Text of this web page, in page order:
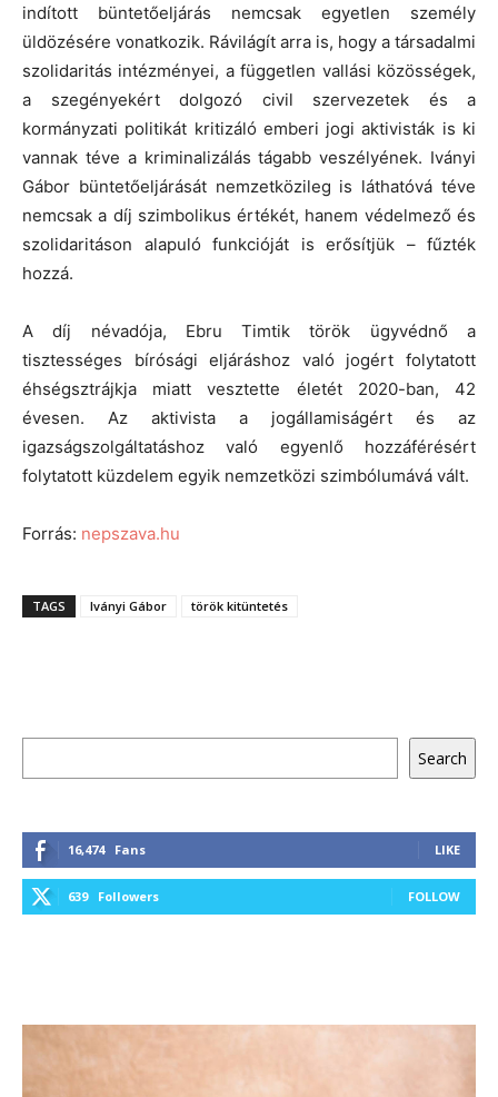
indított büntetőeljárás nemcsak egyetlen személy
üldözésére vonatkozik. Rávilágít arra is, hogy a társadalmi
szolidaritás intézményei, a független vallási közösségek,
a szegényekért dolgozó civil szervezetek és a
kormányzati politikát kritizáló emberi jogi aktivisták is ki
vannak téve a kriminalizálás tágabb veszélyének. Iványi
Gábor büntetőeljárását nemzetközileg is láthatóvá téve
nemcsak a díj szimbolikus értékét, hanem védelmező és
szolidaritáson alapuló funkcióját is erősítjük – fűzték
hozzá.
A díj névadója, Ebru Timtik török ügyvédnő a
tisztességes bírósági eljáráshoz való jogért folytatott
éhségsztrájkja miatt vesztette életét 2020-ban, 42
évesen. Az aktivista a jogállamiságért és az
igazságszolgáltatáshoz való egyenlő hozzáférésért
folytatott küzdelem egyik nemzetközi szimbólumává vált.
Forrás: nepszava.hu
TAGS Iványi Gábor török kitüntetés
Search
16,474 Fans LIKE
639 Followers FOLLOW